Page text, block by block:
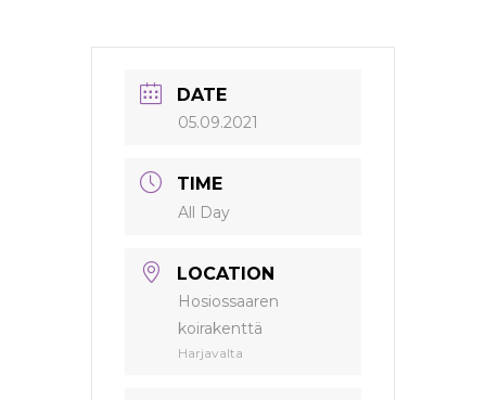
DATE
05.09.2021
TIME
All Day
LOCATION
Hosiossaaren
koirakenttä
Harjavalta